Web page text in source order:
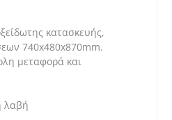
κατασκευής,
740x480x870mm.
μεταφορά και
λαβή